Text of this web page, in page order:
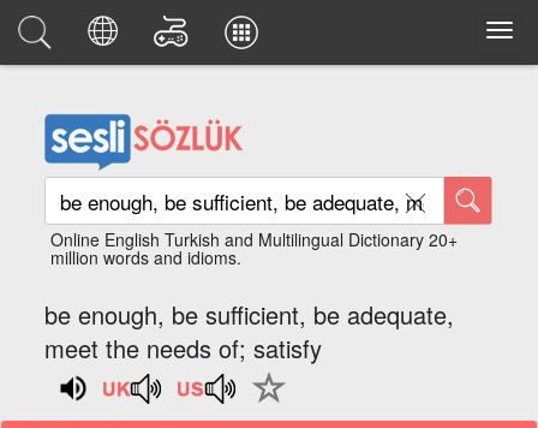
Online English Turkish and Multilingual Dictionary 20+
million words and idioms.
be enough, be sufficient, be adequate,
meet the needs of; satisfy